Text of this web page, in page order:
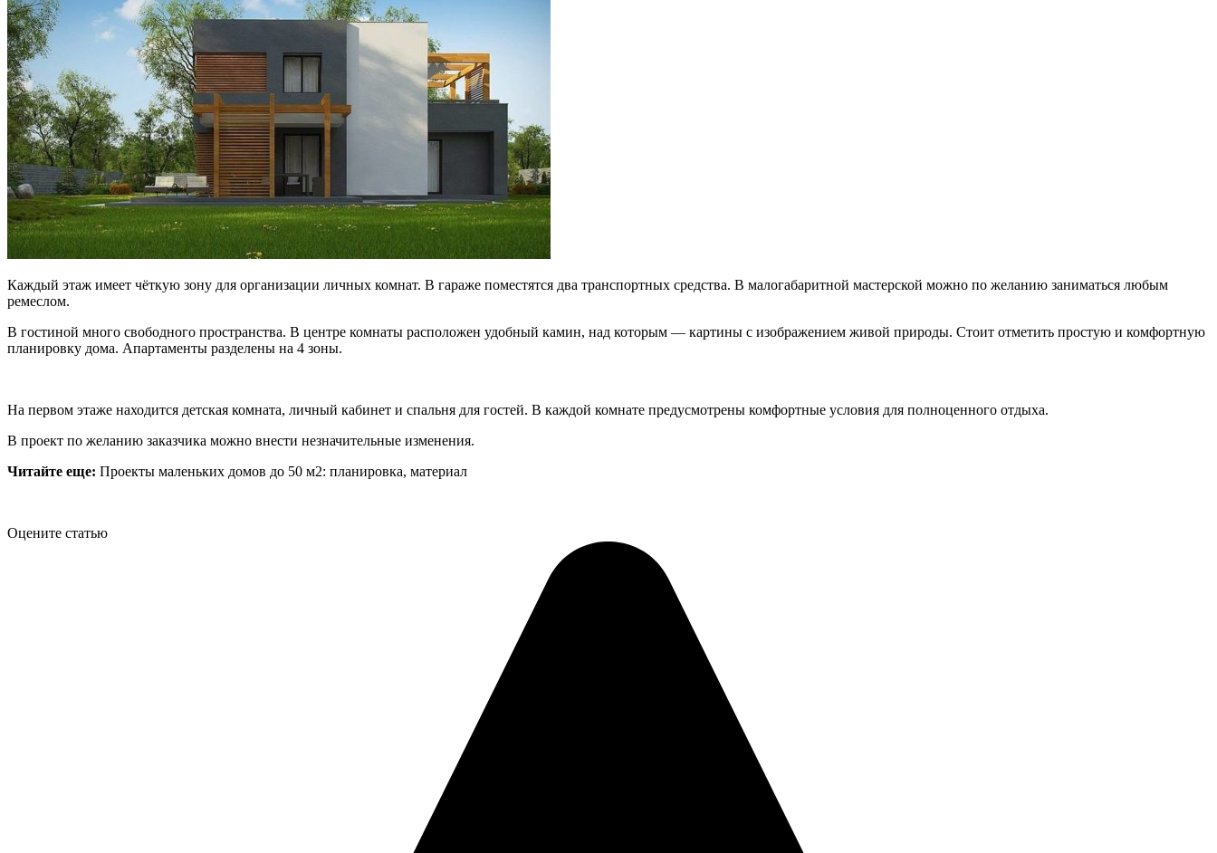
Каждый этаж имеет чёткую зону для организации личных комнат. В гараже поместятся два транспортных средства. В малогабаритной мастерской можно по желанию заниматься любым
ремеслом.
В гостиной много свободного пространства. В центре комнаты расположен удобный камин, над которым — картины с изображением живой природы. Стоит отметить простую и комфортную
планировку дома. Апартаменты разделены на 4 зоны.
На первом этаже находится детская комната, личный кабинет и спальня для гостей. В каждой комнате предусмотрены комфортные условия для полноценного отдыха.
В проект по желанию заказчика можно внести незначительные изменения.
Читайте еще: Проекты маленьких домов до 50 м2: планировка, материал
Оцените статью